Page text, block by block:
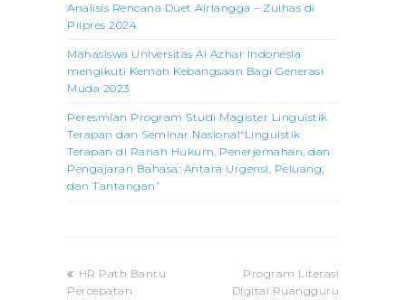
Analisis Rencana Duet Airlangga – Zulhas di
Pilpres 2024
Mahasiswa Universitas Al Azhar Indonesia
mengikuti Kemah Kebangsaan Bagi Generasi
Muda 2023
Peresmian Program Studi Magister Linguistik
Terapan dan Seminar Nasional“Linguistik
Terapan di Ranah Hukum, Penerjemahan, dan
Pengajaran Bahasa: Antara Urgensi, Peluang,
dan Tantangan”
previous
post:
HR Path Bantu
Percepatan
next
post:
Program Literasi
Digital Ruangguru